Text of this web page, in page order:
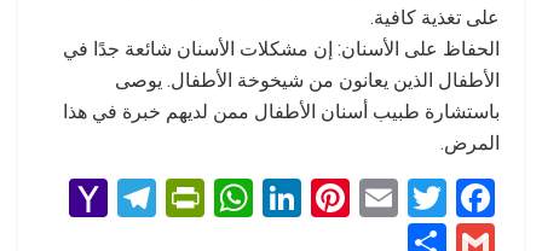
على تغذية كافية.
الحفاظ على الأسنان: إن مشكلات الأسنان شائعة جدًا في
الأطفال الذين يعانون من شيخوخة الأطفال. يوصى
باستشارة طبيب أسنان الأطفال ممن لديهم خبرة في هذا
المرض.
F
a
T
E
Pi
Li
W
Pr
T